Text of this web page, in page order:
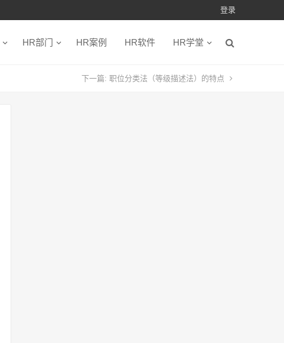
登录
HR部门 HR案例 HR软件 HR学堂
下一篇: 职位分类法（等级描述法）的特点